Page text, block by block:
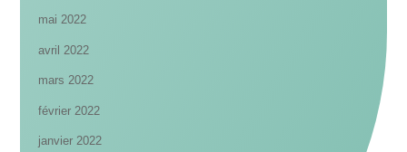
mai 2022
avril 2022
mars 2022
février 2022
janvier 2022